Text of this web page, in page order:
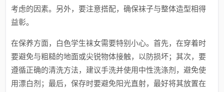
考虑的因素。另外，要注意搭配，确保袜子与整体造型相得
益彰。
在保养方面，白色学生袜女需要特别小心。首先，在穿着时
要避免与粗糙的地面或尖锐物体接触，以防损坏；其次，要
遵循正确的清洗方法，建议手洗并使用中性洗涤剂，避免使
用漂白剂；最后，保存时要避免阳光直射，最好将其放置在